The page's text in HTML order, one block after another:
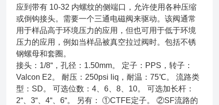
应到带有 10-32 内螺纹的侧端口，允许使用各种压缩
或倒钩接头。需要一个三通电磁阀来驱动。该阀通常
用于样品高于环境压力的应用，但也可用于低于环境
压力的应用，例如当样品被真空拉过阀时。包括不锈
钢螺母和套圈。
接头：1/8“，孔径：1.50mm。 定子：PPS，转子：
Valcon E2。 耐压：250psi liq，耐温：75℃。 流路类
型：SD。 可选位数：4、6、8、10。 可选加长杆：
2“、3“、4“、6“。 另有： ①CTFE定子。 ②SF流路的